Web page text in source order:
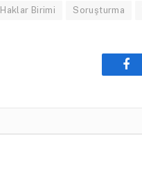
Birimi Soruşturma